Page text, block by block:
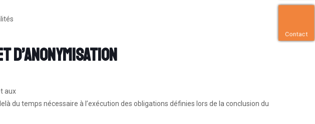
d’anonymisation
aux
du temps nécessaire à l’exécution des obligations définies lors de la conclusion du
Contact